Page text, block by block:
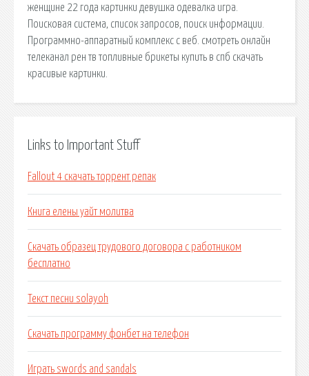
женщине 22 года картинки девушка одевалка игра.
Поисковая сиcтема, список запросов, поиск информации.
Программно-аппаратный комплекс с веб. смотреть онлайн
телеканал рен тв топливные брикеты купить в спб скачать
красивые картинки.
Links to Important Stuff
Fallout 4 скачать торрент репак
Книга елены уайт молитва
Скачать образец трудового договора с работником
бесплатно
Текст песни solayoh
Скачать программу фонбет на телефон
Играть swords and sandals